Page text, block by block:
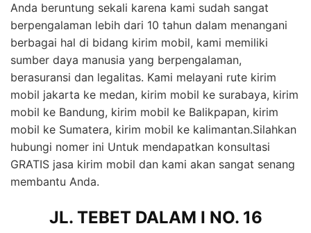
Anda beruntung sekali karena kami sudah sangat
berpengalaman lebih dari 10 tahun dalam menangani
berbagai hal di bidang kirim mobil, kami memiliki
sumber daya manusia yang berpengalaman,
berasuransi dan legalitas. Kami melayani rute kirim
mobil jakarta ke medan, kirim mobil ke surabaya, kirim
mobil ke Bandung, kirim mobil ke Balikpapan, kirim
mobil ke Sumatera, kirim mobil ke kalimantan.Silahkan
hubungi nomer ini Untuk mendapatkan konsultasi
GRATIS jasa kirim mobil dan kami akan sangat senang
membantu Anda.
JL. TEBET DALAM I NO. 16